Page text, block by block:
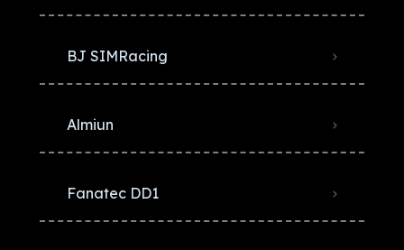
BJ SIMRacing
Almiun
Fanatec DD1